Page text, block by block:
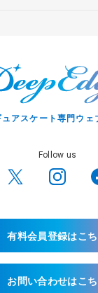
アスケート専門ウェ
Follow us
有料会員登録はこ
お問い合わせはこ